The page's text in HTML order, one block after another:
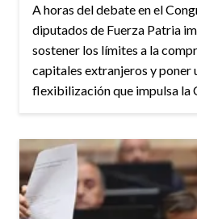
A horas del debate en el
diputados de Fuerza Patria
sostener los límites a la
capitales extranjeros y poner
flexibilización que impulsa la